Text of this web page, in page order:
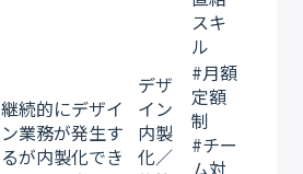
スキ
ル
継続的にデザイ
ン業務が発生す
るが内製化でき
デザ
イン
内製
化／
#月額
定額
制
#チー